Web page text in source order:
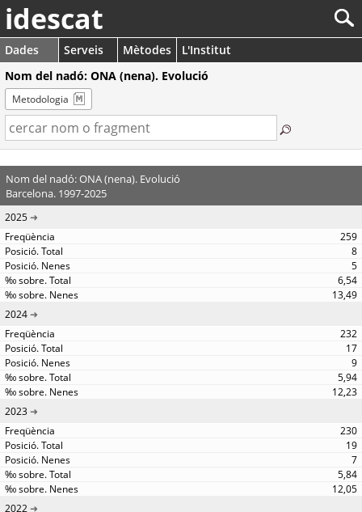
idescat
Dades Serveis Mètodes
L'Institut
Nom del nadó: ONA (nena). Evolució
Metodologia
Nom del nadó: ONA (nena). Evolució
Barcelona. 1997-2025
2025
259
8
5
6,54
13,49
2024
232
17
9
5,94
12,23
2023
230
19
7
5,84
12,05
2022